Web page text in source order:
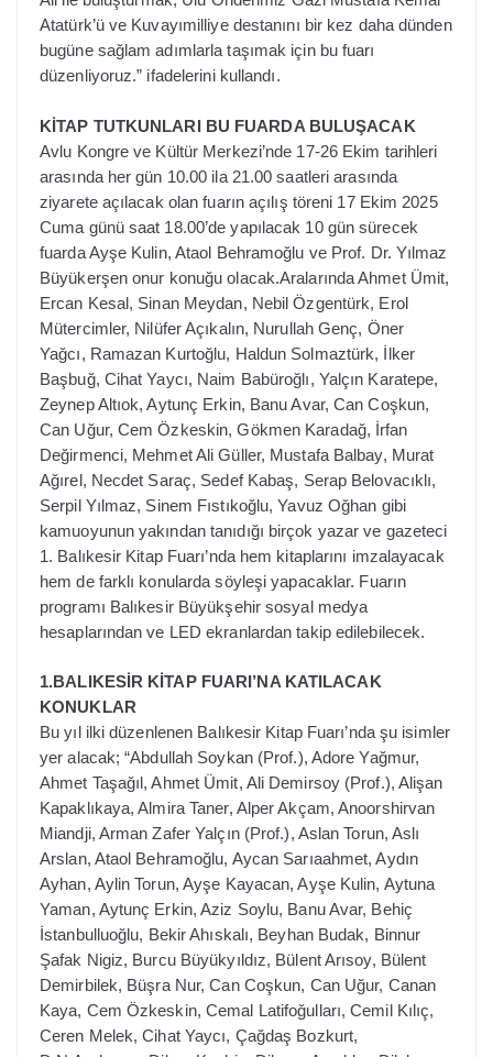
Atatürk’ü ve Kuvayımilliye destanını bir kez daha dünden
bugüne sağlam adımlarla taşımak için bu fuarı
düzenliyoruz.” ifadelerini kullandı.
KİTAP TUTKUNLARI BU FUARDA BULUŞACAK
Avlu Kongre ve Kültür Merkezi’nde 17-26 Ekim tarihleri
arasında her gün 10.00 ila 21.00 saatleri arasında
ziyarete açılacak olan fuarın açılış töreni 17 Ekim 2025
Cuma günü saat 18.00’de yapılacak 10 gün sürecek
fuarda Ayşe Kulin, Ataol Behramoğlu ve Prof. Dr. Yılmaz
Büyükerşen onur konuğu olacak.Aralarında Ahmet Ümit,
Ercan Kesal, Sinan Meydan, Nebil Özgentürk, Erol
Mütercimler, Nilüfer Açıkalın, Nurullah Genç, Öner
Yağcı, Ramazan Kurtoğlu, Haldun Solmaztürk, İlker
Başbuğ, Cihat Yaycı, Naim Babüroğlı, Yalçın Karatepe,
Zeynep Altıok, Aytunç Erkin, Banu Avar, Can Coşkun,
Can Uğur, Cem Özkeskin, Gökmen Karadağ, İrfan
Değirmenci, Mehmet Ali Güller, Mustafa Balbay, Murat
Ağırel, Necdet Saraç, Sedef Kabaş, Serap Belovacıklı,
Serpil Yılmaz, Sinem Fıstıkoğlu, Yavuz Oğhan gibi
kamuoyunun yakından tanıdığı birçok yazar ve gazeteci
1. Balıkesir Kitap Fuarı’nda hem kitaplarını imzalayacak
hem de farklı konularda söyleşi yapacaklar. Fuarın
programı Balıkesir Büyükşehir sosyal medya
hesaplarından ve LED ekranlardan takip edilebilecek.
1.BALIKESİR KİTAP FUARI’NA KATILACAK
KONUKLAR
Bu yıl ilki düzenlenen Balıkesir Kitap Fuarı’nda şu isimler
yer alacak; “Abdullah Soykan (Prof.), Adore Yağmur,
Ahmet Taşağıl, Ahmet Ümit, Ali Demirsoy (Prof.), Alişan
Kapaklıkaya, Almira Taner, Alper Akçam, Anoorshirvan
Miandji, Arman Zafer Yalçın (Prof.), Aslan Torun, Aslı
Arslan, Ataol Behramoğlu, Aycan Sarıaahmet, Aydın
Ayhan, Aylin Torun, Ayşe Kayacan, Ayşe Kulin, Aytuna
Yaman, Aytunç Erkin, Aziz Soylu, Banu Avar, Behiç
İstanbulluoğlu, Bekir Ahıskalı, Beyhan Budak, Binnur
Şafak Nigiz, Burcu Büyükyıldız, Bülent Arısoy, Bülent
Demirbilek, Büşra Nur, Can Coşkun, Can Uğur, Canan
Kaya, Cem Özkeskin, Cemal Latifoğulları, Cemil Kılıç,
Ceren Melek, Cihat Yaycı, Çağdaş Bozkurt,